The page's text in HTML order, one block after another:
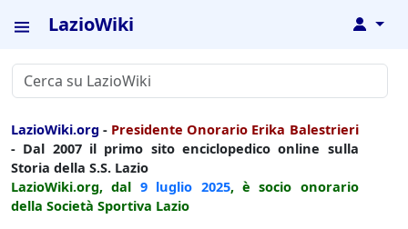
LazioWiki ↓
LazioWiki.org - Presidente Onorario Erika Balestrieri
- Dal 2007 il primo sito enciclopedico online sulla
Storia della S.S. Lazio
LazioWiki.org, dal 9 luglio 2025, è socio onorario
della Società Sportiva Lazio